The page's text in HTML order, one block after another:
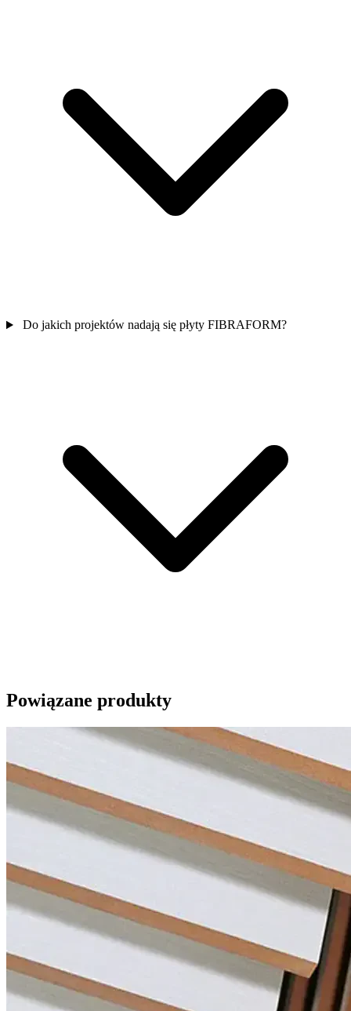
Do jakich projektów nadają się płyty FIBRAFORM?
Powiązane produkty